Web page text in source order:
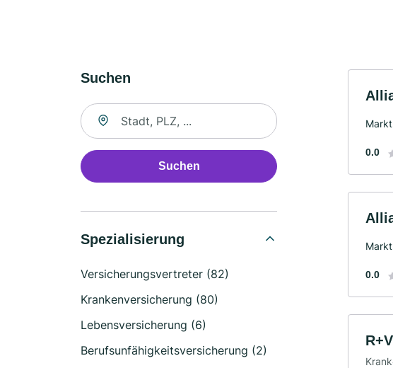
Suchen
Suche nach Ort
Suchen
Spezialisierung
Versicherungsvertreter (82)
Krankenversicherung (80)
Lebensversicherung (6)
Berufsunfähigkeitsversicherung (2)
0.0
0.0